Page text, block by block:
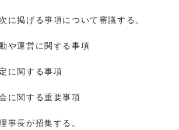
に掲げる事項について審議する。
や運営に関する事項
に関する事項
に関する重要事項
事長が招集する。